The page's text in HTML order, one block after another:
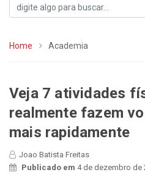
Home Academia
Veja 7 atividades
realmente fazem
mais rapidamente
Joao Batista Freitas
Publicado em 4 de dezembro de